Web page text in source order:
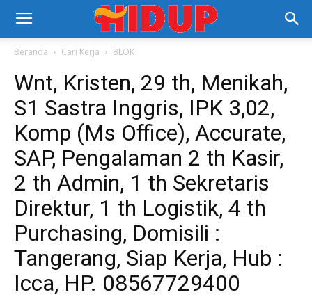
Beranda Cari Kerja BLOK
Wnt, Kristen, 29 th, Menikah,
S1 Sastra Inggris, IPK 3,02,
Komp (Ms Office), Accurate,
SAP, Pengalaman 2 th Kasir,
2 th Admin, 1 th Sekretaris
Direktur, 1 th Logistik, 4 th
Purchasing, Domisili :
Tangerang, Siap Kerja, Hub :
Icca, HP. 08567729400